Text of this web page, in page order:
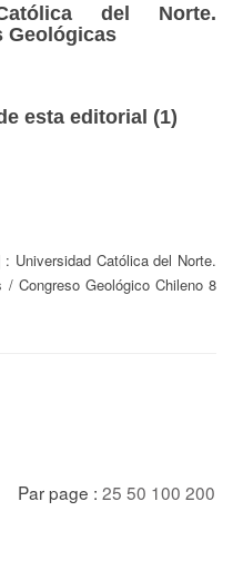
del Norte.
Geológicas
esta editorial (1)
Universidad Católica del Norte.
/ Congreso Geológico Chileno 8
Par page : 25 50 100 200